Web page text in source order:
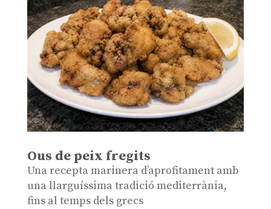
Ous de peix fregits
Una recepta marinera d’aprofitament amb
una llarguíssima tradició mediterrània,
fins al temps dels grecs